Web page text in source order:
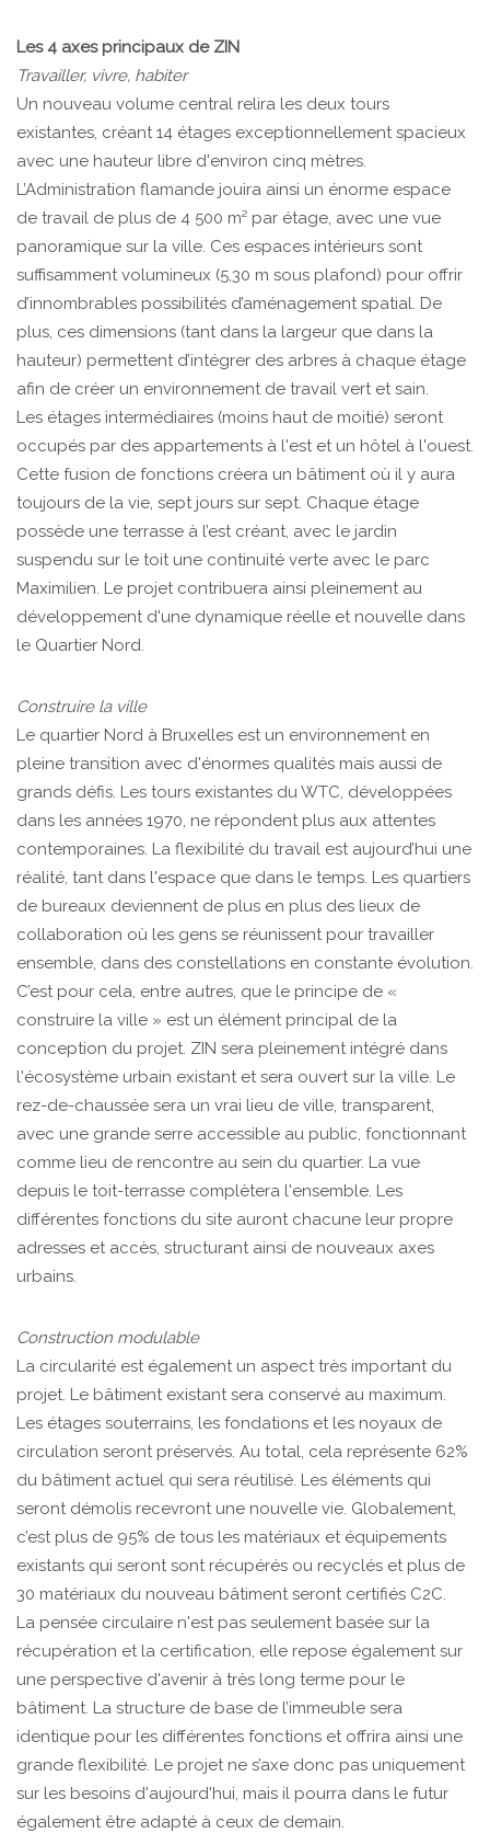
Les 4 axes principaux de ZIN
Travailler, vivre, habiter
Un nouveau volume central relira les deux tours
existantes, créant 14 étages exceptionnellement spacieux
avec une hauteur libre d'environ cinq mètres.
L’Administration flamande jouira ainsi un énorme espace
de travail de plus de 4 500 m² par étage, avec une vue
panoramique sur la ville. Ces espaces intérieurs sont
suffisamment volumineux (5,30 m sous plafond) pour offrir
d’innombrables possibilités d’aménagement spatial. De
plus, ces dimensions (tant dans la largeur que dans la
hauteur) permettent d’intégrer des arbres à chaque étage
afin de créer un environnement de travail vert et sain.
Les étages intermédiaires (moins haut de moitié) seront
occupés par des appartements à l'est et un hôtel à l'ouest.
Cette fusion de fonctions créera un bâtiment où il y aura
toujours de la vie, sept jours sur sept. Chaque étage
possède une terrasse à l’est créant, avec le jardin
suspendu sur le toit une continuité verte avec le parc
Maximilien. Le projet contribuera ainsi pleinement au
développement d'une dynamique réelle et nouvelle dans
le Quartier Nord.
Construire la ville
Le quartier Nord à Bruxelles est un environnement en
pleine transition avec d'énormes qualités mais aussi de
grands défis. Les tours existantes du WTC, développées
dans les années 1970, ne répondent plus aux attentes
contemporaines. La flexibilité du travail est aujourd’hui une
réalité, tant dans l'espace que dans le temps. Les quartiers
de bureaux deviennent de plus en plus des lieux de
collaboration où les gens se réunissent pour travailler
ensemble, dans des constellations en constante évolution.
C’est pour cela, entre autres, que le principe de «
construire la ville » est un élément principal de la
conception du projet. ZIN sera pleinement intégré dans
l'écosystème urbain existant et sera ouvert sur la ville. Le
rez-de-chaussée sera un vrai lieu de ville, transparent,
avec une grande serre accessible au public, fonctionnant
comme lieu de rencontre au sein du quartier. La vue
depuis le toit-terrasse complètera l'ensemble. Les
différentes fonctions du site auront chacune leur propre
adresses et accès, structurant ainsi de nouveaux axes
urbains.
Construction modulable
La circularité est également un aspect très important du
projet. Le bâtiment existant sera conservé au maximum.
Les étages souterrains, les fondations et les noyaux de
circulation seront préservés. Au total, cela représente 62%
du bâtiment actuel qui sera réutilisé. Les éléments qui
seront démolis recevront une nouvelle vie. Globalement,
c’est plus de 95% de tous les matériaux et équipements
existants qui seront sont récupérés ou recyclés et plus de
30 matériaux du nouveau bâtiment seront certifiés C2C.
La pensée circulaire n'est pas seulement basée sur la
récupération et la certification, elle repose également sur
une perspective d'avenir à très long terme pour le
bâtiment. La structure de base de l’immeuble sera
identique pour les différentes fonctions et offrira ainsi une
grande flexibilité. Le projet ne s’axe donc pas uniquement
sur les besoins d'aujourd'hui, mais il pourra dans le futur
également être adapté à ceux de demain.